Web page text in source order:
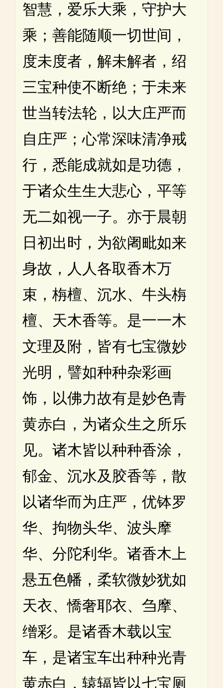
智慧，爱乐大乘，守护大
乘；善能随顺一切世间，
度未度者，解未解者，绍
三宝种使不断绝；于未来
世当转法轮，以大庄严而
自庄严；心常深味清净戒
行，悉能成就如是功德，
于诸众生生大悲心，平等
无二如视一子。亦于晨朝
日初出时，为欲阇毗如来
身故，人人各取香木万
束，栴檀、沉水、牛头栴
檀、天木香等。是一一木
文理及附，皆有七宝微妙
光明，譬如种种杂彩画
饰，以佛力故有是妙色青
黄赤白，为诸众生之所乐
见。诸木皆以种种香涂，
郁金、沉水及胶香等，散
以诸华而为庄严，优钵罗
华、拘物头华、波头摩
华、分陀利华。诸香木上
悬五色幡，柔软微妙犹如
天衣、憍奢耶衣、刍摩、
缯彩。是诸香木载以宝
车，是诸宝车出种种光青
黄赤白，辕辐皆以七宝厕